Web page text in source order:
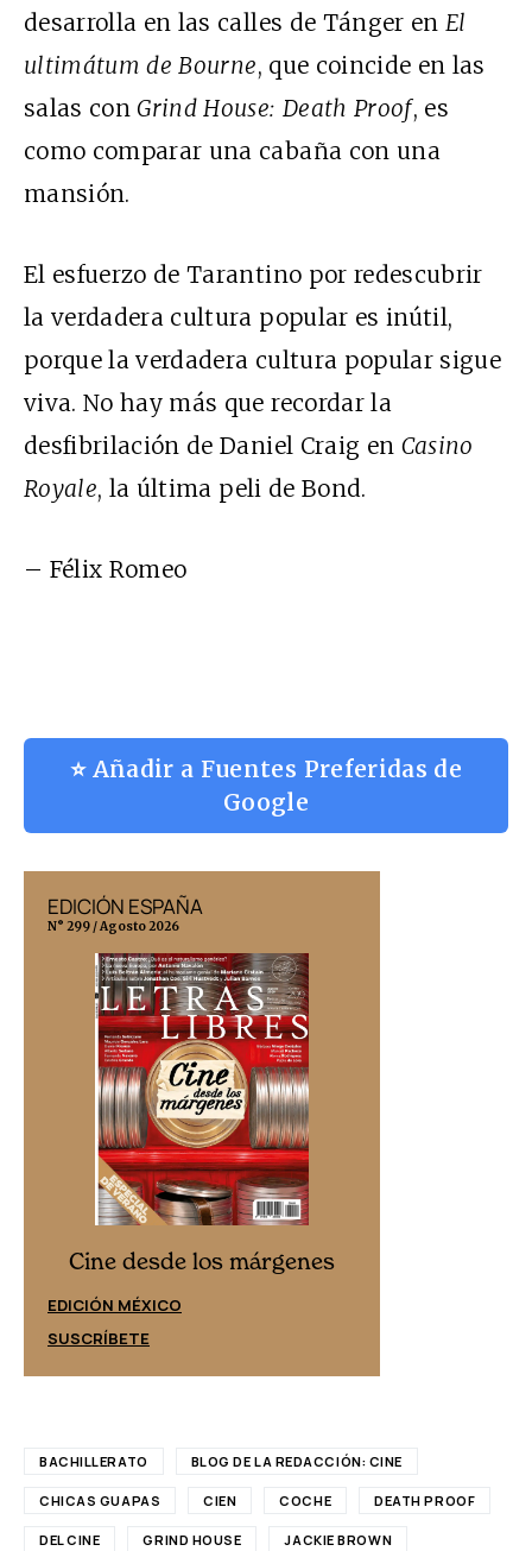
desarrolla en las calles de Tánger en El
ultimátum de Bourne, que coincide en las
salas con Grind House: Death Proof, es
como comparar una cabaña con una
mansión.
El esfuerzo de Tarantino por redescubrir
la verdadera cultura popular es inútil,
porque la verdadera cultura popular sigue
viva. No hay más que recordar la
desfibrilación de Daniel Craig en Casino
Royale, la última peli de Bond.
– Félix Romeo
⭐ Añadir a Fuentes Preferidas de
Google
EDICIÓN ESPAÑA
N° 299 / Agosto 2026
Cine desde los márgenes
EDICIÓN MÉXICO
SUSCRÍBETE
BACHILLERATO BLOG DE LA REDACCIÓN: CINE
CHICAS GUAPAS CIEN COCHE DEATH PROOF
DEL CINE GRIND HOUSE JACKIE BROWN